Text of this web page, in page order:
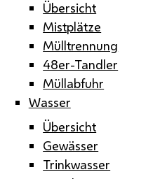
Übersicht
Mistplätze
Mülltrennung
48er-Tandler
Müllabfuhr
Wasser
Übersicht
Gewässer
Trinkwasser